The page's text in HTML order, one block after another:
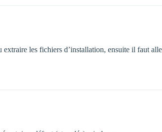
les fichiers d’installation, ensuite il faut